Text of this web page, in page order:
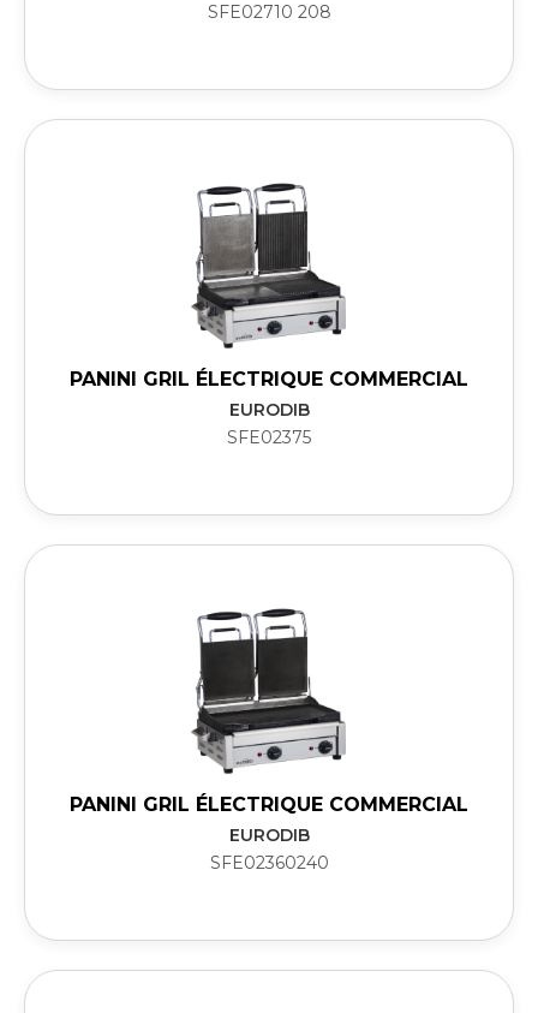
SFE02710 208
PANINI GRIL ÉLECTRIQUE COMMERCIAL
EURODIB
SFE02375
PANINI GRIL ÉLECTRIQUE COMMERCIAL
EURODIB
SFE02360240